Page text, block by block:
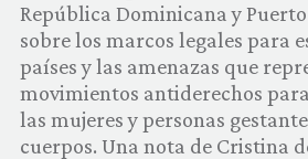
República Dominicana y
sobre los marcos legales para
países y las amenazas que
movimientos antiderechos
las mujeres y personas
cuerpos. Una nota de Cristina